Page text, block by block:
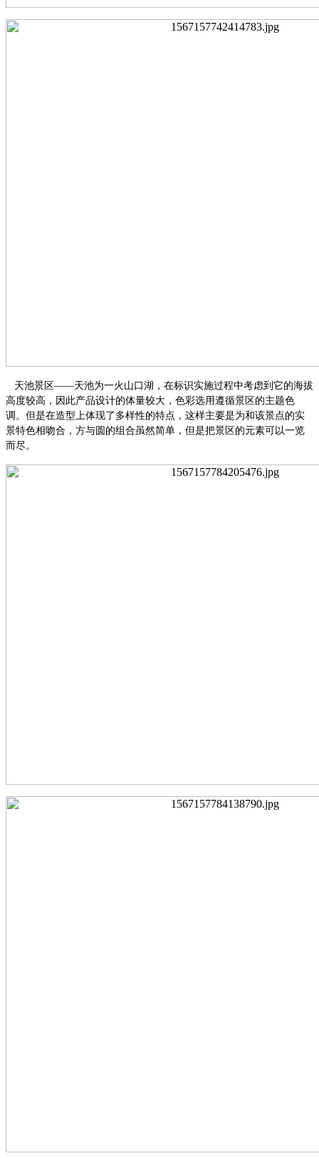
天池景区——天池为一火山口湖，在标识实施过程中考虑到它的海拔
高度较高，因此产品设计的体量较大，色彩选用遵循景区的主题色
调。但是在造型上体现了多样性的特点，这样主要是为和该景点的实
景特色相吻合，方与圆的组合虽然简单，但是把景区的元素可以一览
而 尽。